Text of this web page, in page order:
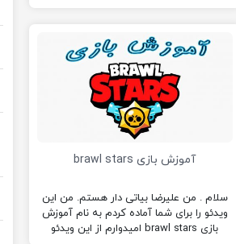
آموزش بازی brawl stars
سلام . من علیرضا بیاتی دار هستم. من این
ویدئو را برای شما آماده کردم به نام آموزش
بازی brawl stars امیدوارم از این ویدئو